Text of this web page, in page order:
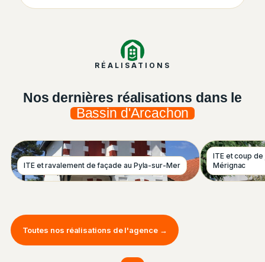
RÉALISATIONS
Nos dernières réalisations dans le
Bassin d'Arcachon
ITE et ravalement de façade au Pyla-sur-Mer
ITE et coup
Mérignac
Toutes nos réalisations de l'agence →